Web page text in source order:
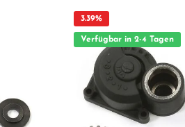
3.39%
Verfügbar in 2-4 Tagen